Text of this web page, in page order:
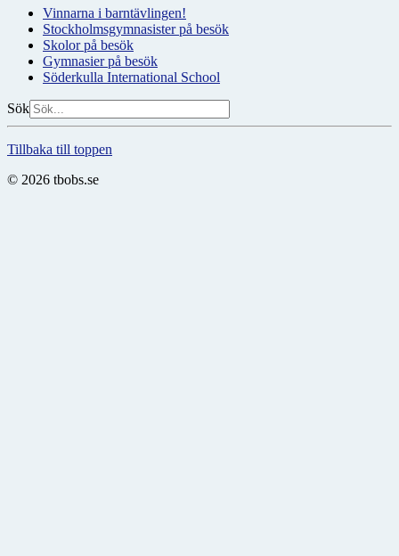
Vinnarna i barntävlingen!
Stockholmsgymnasister på besök
Skolor på besök
Gymnasier på besök
Söderkulla International School
Sök
Tillbaka till toppen
© 2026 tbobs.se